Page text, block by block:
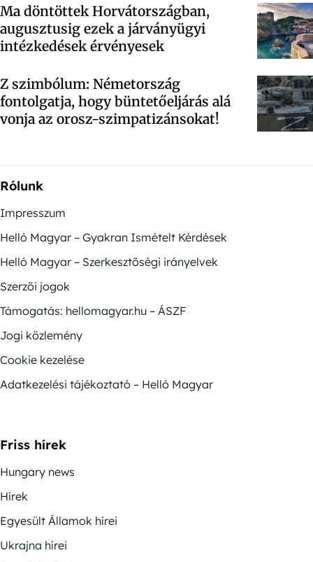
Ma döntöttek Horvátországban,
augusztusig ezek a járványügyi
intézkedések érvényesek
Z szimbólum: Németország
fontolgatja, hogy büntetőeljárás alá
vonja az orosz-szimpatizánsokat!
Rólunk
Impresszum
Helló Magyar – Gyakran Ismételt Kérdések
Helló Magyar – Szerkesztőségi irányelvek
Szerzői jogok
Támogatás: hellomagyar.hu – ÁSZF
Jogi közlemény
Cookie kezelése
Adatkezelési tájékoztató – Helló Magyar
Friss hírek
Hungary news
Hírek
Egyesült Államok hírei
Ukrajna hírei